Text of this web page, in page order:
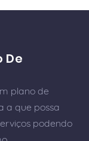
De
plano de
a que possa
podendo